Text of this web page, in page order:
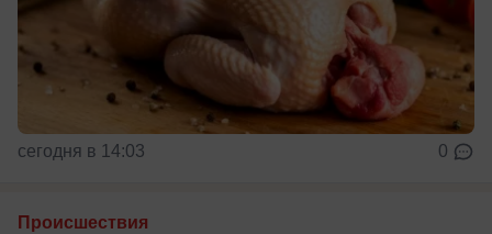
сегодня в 14:03 0
Происшествия